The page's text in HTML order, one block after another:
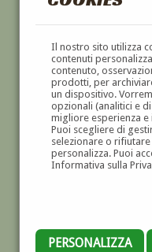
Il nostro sito utilizza
contenuti
contenuto,
prodotti, per
un dispositivo.
opzionali (analitici e
migliore esperienza
Puoi scegliere di
selezionare o
personalizza. Puoi
Informativa sulla
PERSONALIZZA
DIPINTI E